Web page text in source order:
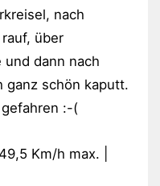
nach
über
und dann nach
ganz schön kaputt.
:-(
Km/h max. |